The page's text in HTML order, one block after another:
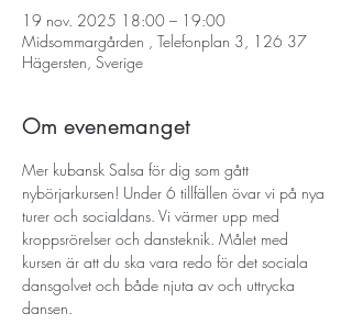
19 nov. 2025 18:00 – 19:00
Midsommargården , Telefonplan 3, 126 37
Hägersten, Sverige
Om evenemanget
Mer kubansk Salsa för dig som gått
nybörjarkursen! Under 6 tillfällen övar vi på nya
turer och socialdans. Vi värmer upp med
kroppsrörelser och dansteknik. Målet med
kursen är att du ska vara redo för det sociala
dansgolvet och både njuta av och uttrycka
dansen.